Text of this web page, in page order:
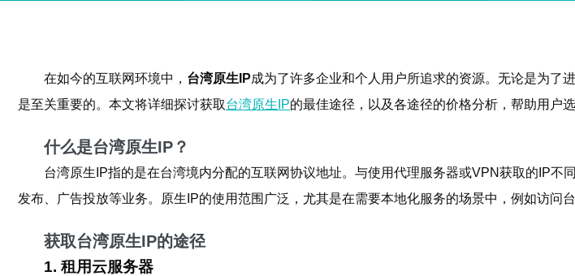
在如今的互联网环境中， 台湾原生IP成为了许多企业和个人用户所追求的资源。无论是为了
是至关重要的。本文将详细探讨获取台湾原生IP的最佳途径，以及各途径的价格分析，帮助用户
什么是台湾原生IP？
台湾原生IP指的是在台湾境内分配的互联网协议地址。与使用代理服务器或VPN获取的IP
发布、广告投放等业务。原生IP的使用范围广泛，尤其是在需要本地化服务的场景中，例如访问
获取台湾原生IP的途径
1. 租用云服务器